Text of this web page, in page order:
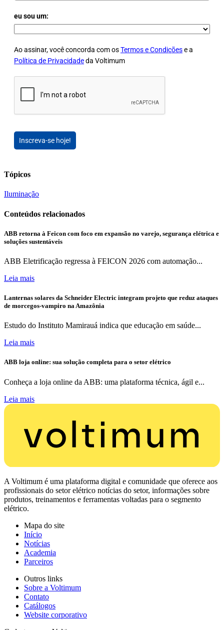
eu sou um:
Ao assinar, você concorda com osTermos e Condiçõese a
Política de Privacidadeda Voltimum
Inscreva-se hoje!
Tópicos
Iluminação
Conteúdos relacionados
ABB retorna à Feicon com foco em expansão no varejo, segurança elétrica e
soluções sustentáveis
ABB Eletrificação regressa à FEICON 2026 com automação...
Leia mais
Lanternas solares da Schneider Electric integram projeto que reduz ataques
de morcegos-vampiro na Amazônia
Estudo do Instituto Mamirauá indica que educação em saúde...
Leia mais
ABB loja online: sua solução completa para o setor elétrico
Conheça a loja online da ABB: uma plataforma técnica, ágil e...
Leia mais
A Voltimum é uma plataforma digital e comunidade que oferece aos
profissionais do setor elétrico notícias do setor, informações sobre
produtos, treinamentos e ferramentas voltadas para o segmento
elétrico.
Mapa do site
Início
Notícias
Academia
Parceiros
Outros links
Sobre a Voltimum
Contato
Catálogos
Website corporativo